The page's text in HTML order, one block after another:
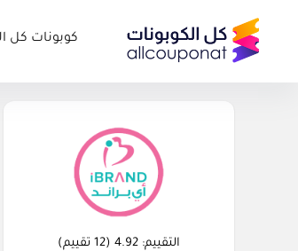
كوبونات كل
التقييم: 4.92
(
12 تقييم)